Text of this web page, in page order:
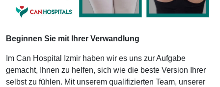
Beginnen Sie mit Ihrer Verwandlung
Im Can Hospital Izmir haben wir es uns zur Aufgabe
gemacht, Ihnen zu helfen, sich wie die beste Version Ihrer
selbst zu fühlen. Mit unserem qualifizierten Team, unserer